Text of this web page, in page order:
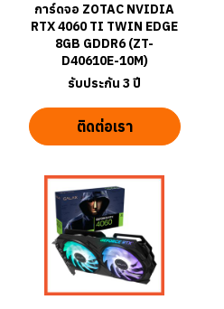
การ์ดจอ ZOTAC NVIDIA
RTX 4060 TI TWIN EDGE
8GB GDDR6 (ZT-
D40610E-10M)
รับประกัน 3 ปี
ติดต่อเรา